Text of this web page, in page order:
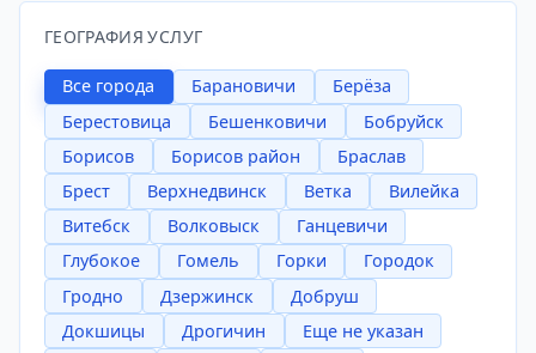
ГЕОГРАФИЯ УСЛУГ
Все города Барановичи
Берёза
Берестовица
Бешенковичи
Бобруйск
Борисов
Борисов район
Браслав
Брест
Верхнедвинск Ветка
Вилейка
Витебск
Волковыск
Ганцевичи
Глубокое
Гомель Горки
Городок
Гродно
Дзержинск
Добруш
Докшицы
Дрогичин
Еще не указан